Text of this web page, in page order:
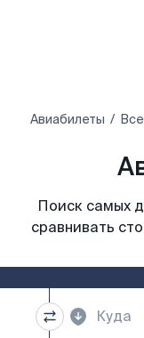
Авиабилеты
Поиск самых
сравнивать